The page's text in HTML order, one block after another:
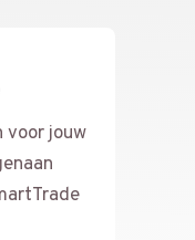
voor jouw